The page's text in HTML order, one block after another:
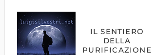
IL SENTIERO
DELLA
PURIFICAZIONE